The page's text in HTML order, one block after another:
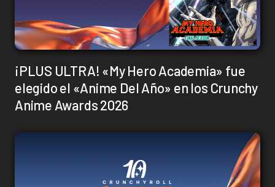
¡PLUS ULTRA! «My Hero Academia» fue
elegido el «Anime Del Año» en los Crunchy
Anime Awards 2026